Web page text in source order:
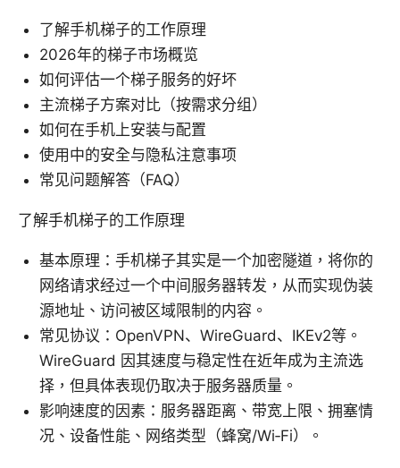
了解手机梯子的工作原理
2026年的梯子市场概览
如何评估一个梯子服务的好坏
主流梯子方案对比（按需求分组）
如何在手机上安装与配置
使用中的安全与隐私注意事项
常见问题解答（FAQ）
了解手机梯子的工作原理
基本原理：手机梯子其实是一个加密隧道，将你的
网络请求经过一个中间服务器转发，从而实现伪装
源地址、访问被区域限制的内容。
常见协议：OpenVPN、WireGuard、IKEv2等。
WireGuard 因其速度与稳定性在近年成为主流选
择，但具体表现仍取决于服务器质量。
影响速度的因素：服务器距离、带宽上限、拥塞情
况、设备性能、网络类型（蜂窝/Wi‑Fi）。